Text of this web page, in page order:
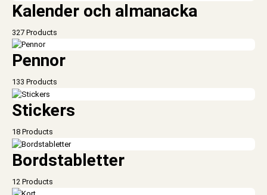
Kalender och almanacka
327 Products
Pennor
133 Products
Stickers
18 Products
Bordstabletter
12 Products